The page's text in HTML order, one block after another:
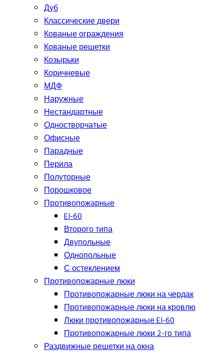
Дуб
Классические двери
Кованые ограждения
Кованые решетки
Козырьки
Коричневые
МДФ
Наружные
Нестандартные
Одностворчатые
Офисные
Парадные
Перила
Полуторные
Порошковое
Противопожарные
EI-60
Второго типа
Двупольные
Однопольные
С остеклением
Противопожарные люки
Противопожарные люки на чердак
Противопожарные люки на кровлю
Люки противопожарные EI-60
Противопожарные люки 2-го типа
Раздвижные решетки на окна